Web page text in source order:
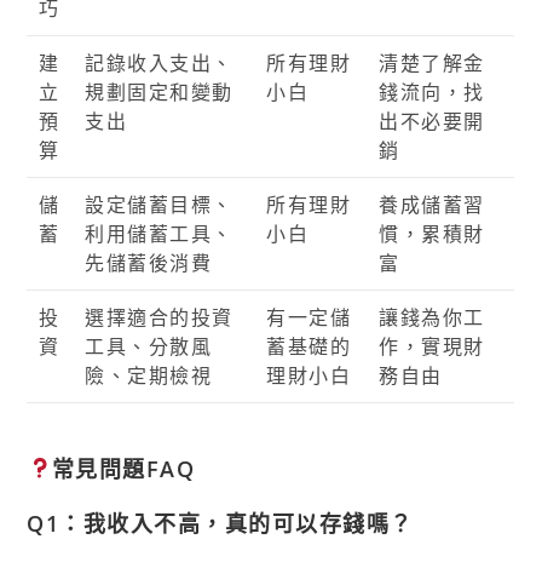
巧
建
立
預
算
記錄收入支出、
規劃固定和變動
支出
所有理財
小白
清楚了解金
錢流向，找
出不必要開
銷
儲
蓄
設定儲蓄目標、
利用儲蓄工具、
先儲蓄後消費
所有理財
小白
養成儲蓄習
慣，累積財
富
投
資
選擇適合的投資
工具、分散風
險、定期檢視
有一定儲
蓄基礎的
理財小白
讓錢為你工
作，實現財
務自由
常見問題FAQ
Q1：我收入不高，真的可以存錢嗎？